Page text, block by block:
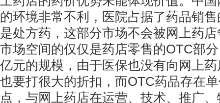
的环境非常不利，医院占据了药品销
是处方药，这部分市场不会被网上药
市场空间的仅仅是药店零售的OTC部
亿元的规模，由于医保也没有向网上
也要打很大的折扣，而OTC药品存在
点，与网上药店在运营、技术、推广